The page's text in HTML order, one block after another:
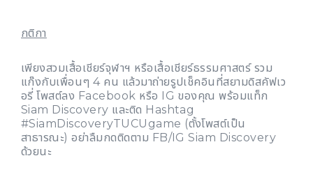
กติกา
เพียงสวมเสื้อเชียร์จุฬาฯ หรือเสื้อเชียร์ธรรมศาสตร์ รวม
แก๊งกับเพื่อนๆ 4 คน แล้วมาถ่ายรูปเช็คอินที่สยามดิสคัฟเว
อรี่ โพสต์ลง Facebook หรือ IG ของคุณ พร้อมแท็ก
Siam Discovery และติด Hashtag
#SiamDiscoveryTUCUgame (ตั้งโพสต์เป็น
สาธารณะ) อย่าลืมกดติดตาม FB/IG Siam Discovery
ด้วยนะ